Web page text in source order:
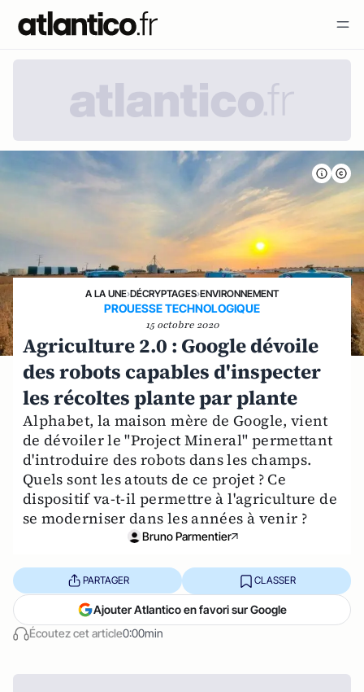
A LA UNE›DÉCRYPTAGES›ENVIRONNEMENT
PROUESSE TECHNOLOGIQUE
15 octobre 2020
Agriculture 2.0 : Google dévoile
des robots capables d'inspecter
les récoltes plante par plante
Alphabet, la maison mère de Google, vient
de dévoiler le "Project Mineral" permettant
d'introduire des robots dans les champs.
Quels sont les atouts de ce projet ? Ce
dispositif va-t-il permettre à l'agriculture de
se moderniser dans les années à venir ?
Bruno Parmentier
Écoutez cet article0:00min
PARTAGER CLASSER
Ajouter Atlantico en favori sur Google